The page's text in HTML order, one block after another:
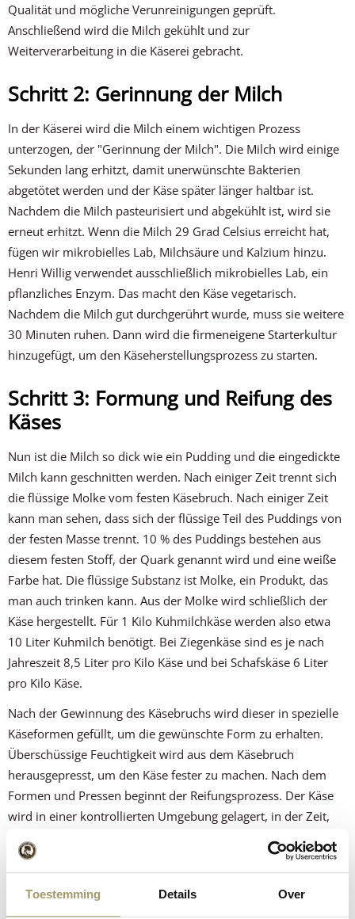
Toestemming Details Over
Qualität und mögliche Verunreinigungen geprüft.
Anschließend wird die Milch gekühlt und zur
Weiterverarbeitung in die Käserei gebracht.
Schritt 2: Gerinnung der Milch
In der Käserei wird die Milch einem wichtigen Prozess
unterzogen, der "Gerinnung der Milch". Die Milch wird einige
Sekunden lang erhitzt, damit unerwünschte Bakterien
abgetötet werden und der Käse später länger haltbar ist.
Nachdem die Milch pasteurisiert und abgekühlt ist, wird sie
erneut erhitzt. Wenn die Milch 29 Grad Celsius erreicht hat,
fügen wir mikrobielles Lab, Milchsäure und Kalzium hinzu.
Henri Willig verwendet ausschließlich mikrobielles Lab, ein
pflanzliches Enzym. Das macht den Käse vegetarisch.
Nachdem die Milch gut durchgerührt wurde, muss sie weitere
30 Minuten ruhen. Dann wird die firmeneigene Starterkultur
hinzugefügt, um den Käseherstellungsprozess zu starten.
Schritt 3: Formung und Reifung des
Käses
Nun ist die Milch so dick wie ein Pudding und die eingedickte
Milch kann geschnitten werden. Nach einiger Zeit trennt sich
die flüssige Molke vom festen Käsebruch. Nach einiger Zeit
kann man sehen, dass sich der flüssige Teil des Puddings von
der festen Masse trennt. 10 % des Puddings bestehen aus
diesem festen Stoff, der Quark genannt wird und eine weiße
Farbe hat. Die flüssige Substanz ist Molke, ein Produkt, das
man auch trinken kann. Aus der Molke wird schließlich der
Käse hergestellt. Für 1 Kilo Kuhmilchkäse werden also etwa
10 Liter Kuhmilch benötigt. Bei Ziegenkäse sind es je nach
Jahreszeit 8,5 Liter pro Kilo Käse und bei Schafskäse 6 Liter
pro Kilo Käse.
Nach der Gewinnung des Käsebruchs wird dieser in spezielle
Käseformen gefüllt, um die gewünschte Form zu erhalten.
Überschüssige Feuchtigkeit wird aus dem Käsebruch
herausgepresst, um den Käse fester zu machen. Nach dem
Formen und Pressen beginnt der Reifungsprozess. Der Käse
wird in einer kontrollierten Umgebung gelagert, in der Zeit,
Während der Reifung entwickelt sich der einzigartige
Geschmack von Henri Willig.